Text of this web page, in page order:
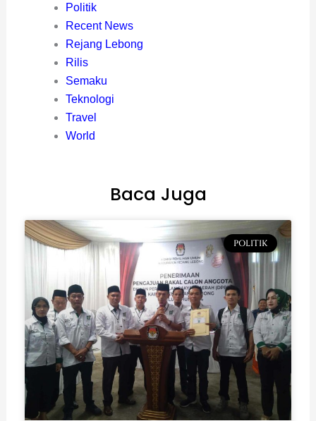
Politik
Recent News
Rejang Lebong
Rilis
Semaku
Teknologi
Travel
World
Baca Juga
POLITIK